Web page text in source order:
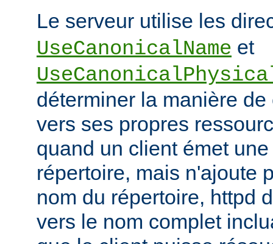
Le serveur utilise les
UseCanonicalName et
déterminer la manière
vers ses propres
quand un client émet
répertoire, mais n'ajoute
nom du répertoire, httpd
vers le nom complet